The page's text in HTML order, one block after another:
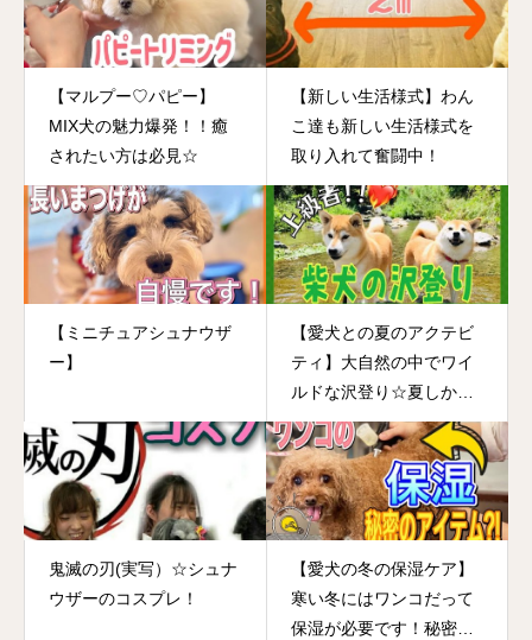
【マルプー♡パピー】
MIX犬の魅力爆発！！癒
されたい方は必見☆
【新しい生活様式】わん
こ達も新しい生活様式を
取り入れて奮闘中！
【ミニチュアシュナウザ
ー】
【愛犬との夏のアクテビ
ティ】大自然の中でワイ
ルドな沢登り☆夏しかで
きない体験です！！
鬼滅の刃(実写）☆シュナ
ウザーのコスプレ！
【愛犬の冬の保湿ケア】
寒い冬にはワンコだって
保湿が必要です！秘密の